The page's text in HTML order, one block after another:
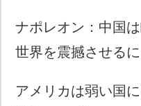
ナポレオン：中国
世界を震撼させる
アメリカは弱い国